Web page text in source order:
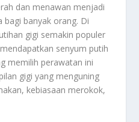
dan menawan menjadi
bagi banyak orang. Di
gigi semakin populer
senyum putih
memilih perawatan ini
gigi yang menguning
kebiasaan merokok,